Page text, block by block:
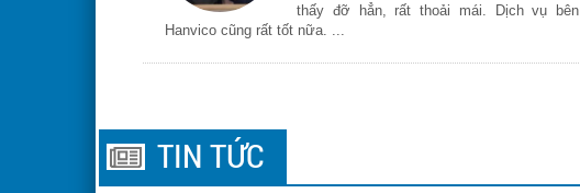
thấy đỡ hẳn, rất thoải mái. Dịch vụ bên
Hanvico cũng rất tốt nữa. ...
TIN TỨC